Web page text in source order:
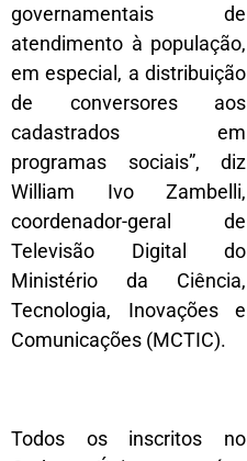
governamentais de
atendimento à população,
em especial, a distribuição
de conversores aos
cadastrados em
programas sociais”, diz
William Ivo Zambelli,
coordenador-geral de
Televisão Digital do
Ministério da Ciência,
Tecnologia, Inovações e
Comunicações (MCTIC).
Todos os inscritos no